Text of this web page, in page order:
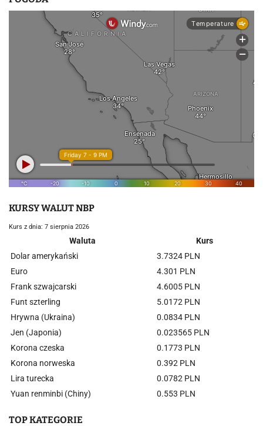
KURSY WALUT NBP
Kurs z dnia: 7 sierpnia 2026
Waluta
Kurs
Dolar amerykański
3.7324 PLN
Euro
4.301 PLN
Frank szwajcarski
4.6005 PLN
Funt szterling
5.0172 PLN
Hrywna (Ukraina)
0.0834 PLN
Jen (Japonia)
0.023565 PLN
Korona czeska
0.1773 PLN
Korona norweska
0.392 PLN
Lira turecka
0.0782 PLN
Yuan renminbi (Chiny)
0.553 PLN
TOP KATEGORIE